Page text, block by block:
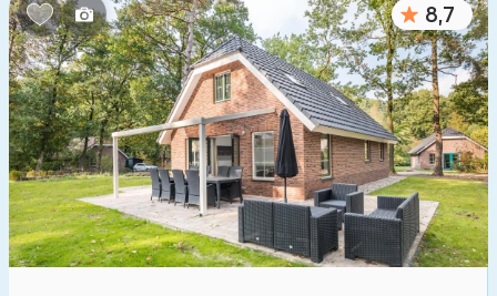
Schlafzimmern:
1 2 3 4 5
Badezimmer:
1 2 3 4 5
Entfernungen
8,7